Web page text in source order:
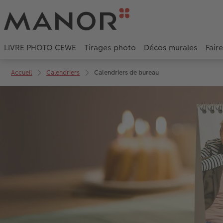
LIVRE PHOTO CEWE Tirages photo Décos murales
Accueil Calendriers Calendriers de bureau